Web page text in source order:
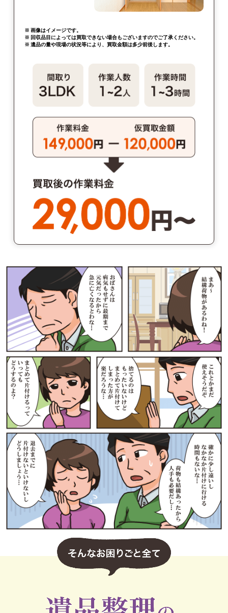
※ 画像はイメージです。
※ 回収品目によっては買取できない場合もございますのでご了承ください。
※ 遺品の量や現場の状況等により、買取金額は多少前後します。